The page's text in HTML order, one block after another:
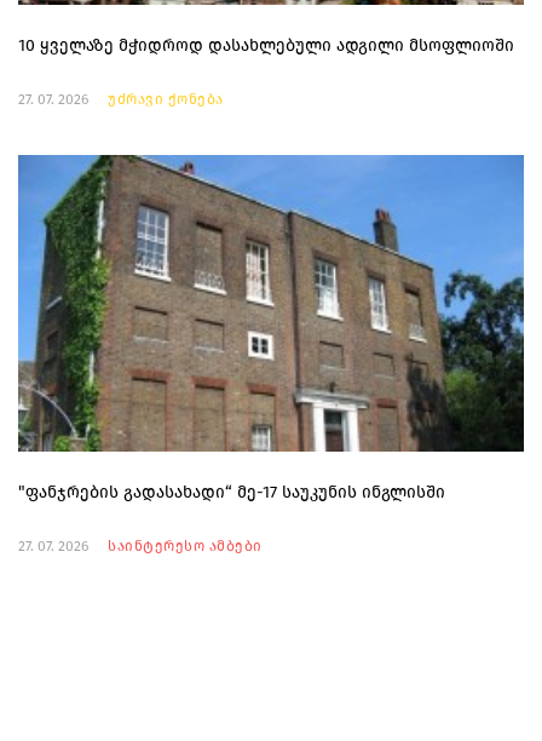
10 ყველაზე მჭიდროდ დასახლებული ადგილი მსოფლიოში
27. 07. 2026 უძრავი ქონება
"ფანჯრების გადასახადი“ მე-17 საუკუნის ინგლისში
27. 07. 2026 საინტერესო ამბები